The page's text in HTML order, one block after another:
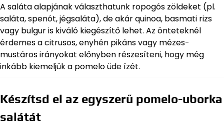
A saláta alapjának választhatunk ropogós zöldeket (pl.
saláta, spenót, jégsaláta), de akár quinoa, basmati rizs
vagy bulgur is kiváló kiegészítő lehet. Az önteteknél
érdemes a citrusos, enyhén pikáns vagy mézes-
mustáros irányokat előnyben részesíteni, hogy még
inkább kiemeljük a pomelo üde ízét.
Készítsd el az egyszerű pomelo-uborka
salátát